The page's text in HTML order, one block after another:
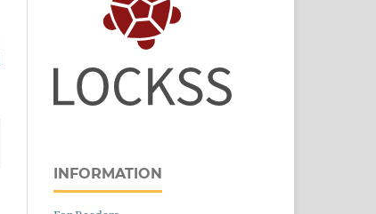
INFORMATION